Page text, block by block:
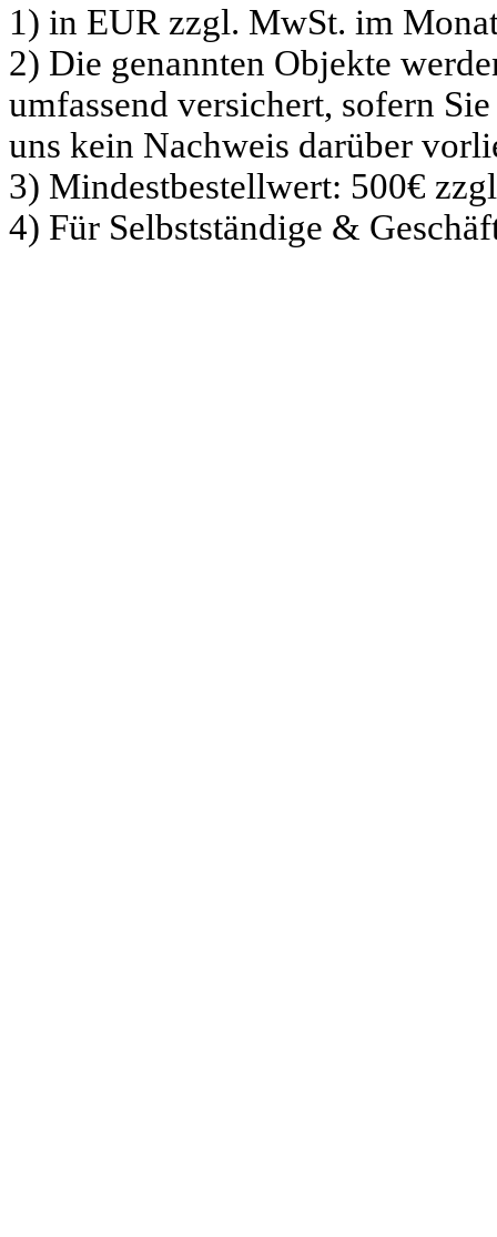
1) in EUR zzgl. MwSt. im
2) Die genannten Objekte
umfassend versichert, sofern
uns kein Nachweis darüber
3) Mindestbestellwert: 500€
4) Für Selbstständige &